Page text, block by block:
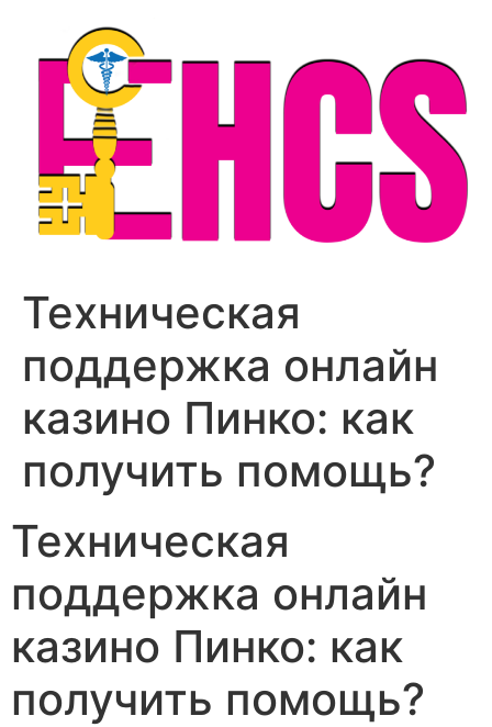
content
Техническая
поддержка онлайн
казино Пинко: как
получить помощь?
Техническая
поддержка онлайн
казино Пинко: как
получить помощь?